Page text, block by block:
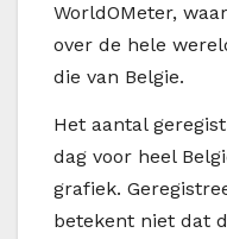
WorldOMeter,
over de hele
die van Belgie.
Het aantal
dag voor heel
grafiek.
betekent niet dat